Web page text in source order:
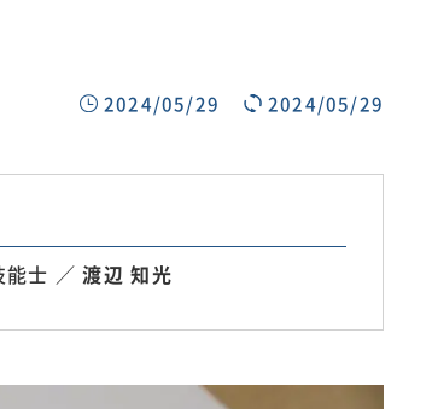
2024/05/29 2024/05/29
能士 ／渡辺 知光